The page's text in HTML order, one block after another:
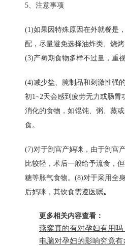
5、注意事项
(1)如果因特殊原因在外就餐是
配，尽量避免选择油炸类、烧
(3)产褥期食物多样不过量，重
(4)减少盐、腌制品和刺激性强
初1~2天会感到疲劳无力或肠
消化的食物，如馄饨、粥、蒸
食。
(7)对于剖宫产妈咪，由于剖宫
比较轻，术后一般给予流食，
糖等胀气食物。(8)对于采用全
后妈咪，其饮食需遵医嘱。
更多相关内容查看：
燕窝真的有对孕妇有用
电脑对孕妇的影响究竟